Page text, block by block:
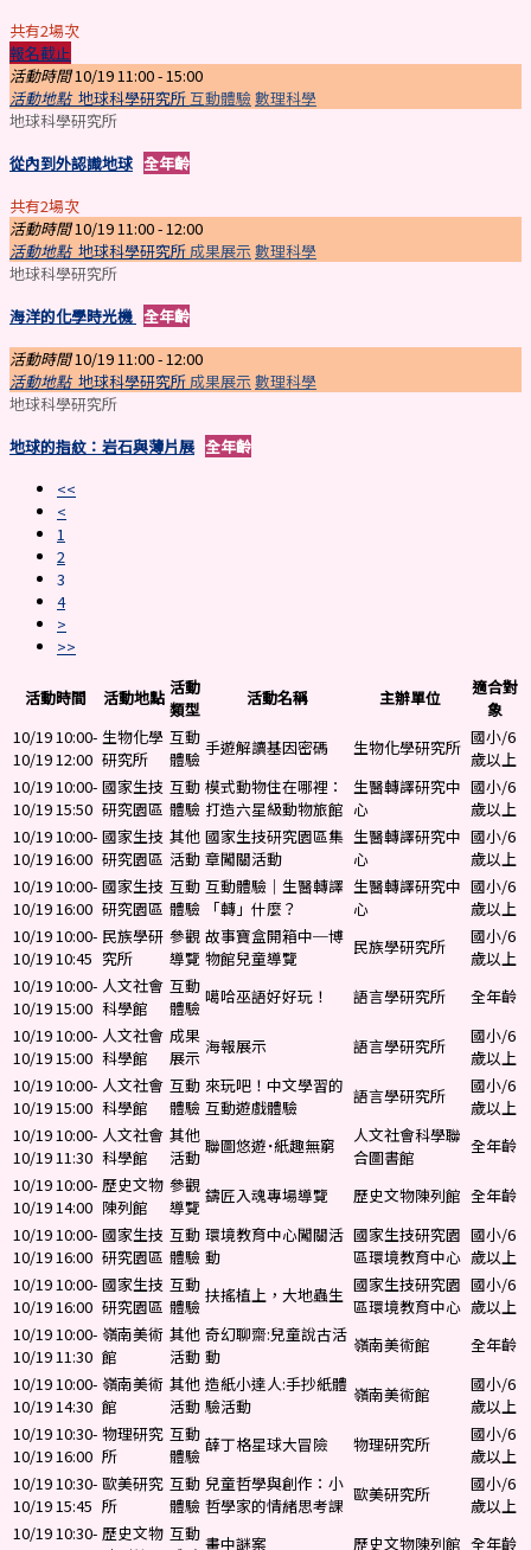
共有2場次
報名截止
活動時間10/19 11:00 - 15:00
活動地點 地球科學研究所 互動體驗數理科學
地球科學研究所
從內到外認識地球 全年齡
共有2場次
活動時間10/19 11:00 - 12:00
活動地點 地球科學研究所 成果展示 數理科學
地球科學研究所
海洋的化學時光機 全年齡
活動時間10/19 11:00 - 12:00
活動地點 地球科學研究所 成果展示 數理科學
地球科學研究所
地球的指紋：岩石與薄片展 全年齡
<<
<
1
2
3
4
>
>>
活動時間 活動地點 活動
類型
活動名稱 主辦單位
適合對
象
10/19 10:00-
10/19 12:00
生物化學
研究所
互動
體驗
手遊解讀基因密碼 生物化學研究所 國小/6
歲以上
10/19 10:00-
10/19 15:50
國家生技
研究園區
互動
體驗
模式動物住在哪裡：
打造六星級動物旅館
生醫轉譯研究中
心
國小/6
歲以上
10/19 10:00-
10/19 16:00
國家生技
研究園區
其他
活動
國家生技研究園區集
章闖關活動
生醫轉譯研究中
心
國小/6
歲以上
10/19 10:00-
10/19 16:00
國家生技
研究園區
互動
體驗
互動體驗｜生醫轉譯
「轉」什麼？
生醫轉譯研究中
心
國小/6
歲以上
10/19 10:00-
10/19 10:45
民族學研
究所
參觀
導覽
故事寶盒開箱中─博
物館兒童導覽
民族學研究所
國小/6
歲以上
10/19 10:00-
10/19 15:00
人文社會
科學館
互動
體驗
噶哈巫語好好玩！ 語言學研究所
全年齡
10/19 10:00-
10/19 15:00
人文社會
科學館
成果
展示
海報展示 語言學研究所
國小/6
歲以上
10/19 10:00-
10/19 15:00
人文社會
科學館
互動
體驗
來玩吧！中文學習的
互動遊戲體驗
語言學研究所
國小/6
歲以上
10/19 10:00-
10/19 11:30
人文社會
科學館
其他
活動
聯圖悠遊˙紙趣無窮
人文社會科學聯
合圖書館
全年齡
10/19 10:00-
10/19 14:00
歷史文物
陳列館
參觀
導覽
鑄匠入魂專場導覽 歷史文物陳列館 全年齡
10/19 10:00-
10/19 16:00
國家生技
研究園區
互動
體驗
環境教育中心闖關活
動
國家生技研究園
區環境教育中心
國小/6
歲以上
10/19 10:00-
10/19 16:00
國家生技
研究園區
互動
體驗
扶搖植上，大地蟲生 國家生技研究園
區環境教育中心
國小/6
歲以上
10/19 10:00-
10/19 11:30
嶺南美術
館
其他
活動
奇幻聊齋:兒童說古活
動
嶺南美術館
全年齡
10/19 10:00-
10/19 14:30
嶺南美術
館
其他
活動
造紙小達人:手抄紙體
驗活動
嶺南美術館
國小/6
歲以上
10/19 10:30-
10/19 16:00
物理研究
所
互動
體驗
薛丁格星球大冒險 物理研究所
國小/6
歲以上
10/19 10:30-
10/19 15:45
歐美研究
所
互動
體驗
兒童哲學與創作：小
哲學家的情緒思考課
歐美研究所
國小/6
歲以上
10/19 10:30- 歷史文物 互動 畫中謎案 歷史文物陳列館 全年齡